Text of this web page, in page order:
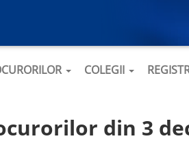
COLEGII
din 3